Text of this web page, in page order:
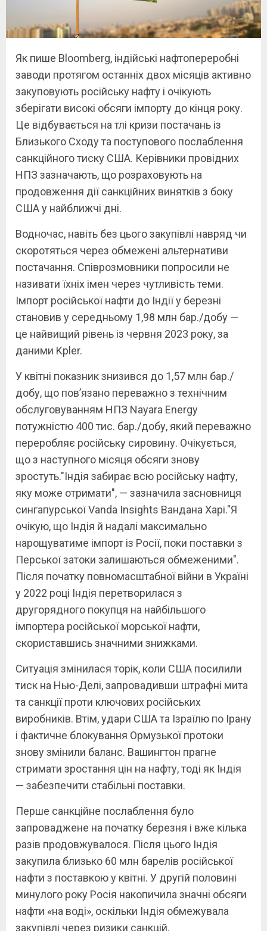
Як пише Bloomberg, iндійські нафтопереробні
заводи протягом останніх двох місяців активно
закуповують російську нафту і очікують
зберігати високі обсяги імпорту до кінця року.
Це відбувається на тлі кризи постачань із
Близького Сходу та поступового послаблення
санкційного тиску США. Керівники провідних
НПЗ зазначають, що розраховують на
продовження дії санкційних винятків з боку
США у найближчі дні.
Водночас, навіть без цього закупівлі навряд чи
скоротяться через обмежені альтернативи
постачання. Співрозмовники попросили не
називати їхніх імен через чутливість теми.
Імпорт російської нафти до Індії у березні
становив у середньому 1,98 млн бар./добу —
це найвищий рівень із червня 2023 року, за
даними Kpler.
У квітні показник знизився до 1,57 млн бар./
добу, що пов’язано переважно з технічним
обслуговуванням НПЗ Nayara Energy
потужністю 400 тис. бар./добу, який переважно
переробляє російську сировину. Очікується,
що з наступного місяця обсяги знову
зростуть."Індія забирає всю російську нафту,
яку може отримати", — зазначила засновниця
сингапурської Vanda Insights Вандана Харі."Я
очікую, що Індія й надалі максимально
нарощуватиме імпорт із Росії, поки поставки з
Перської затоки залишаються обмеженими".
Після початку повномасштабної війни в Україні
у 2022 році Індія перетворилася з
другорядного покупця на найбільшого
імпортера російської морської нафти,
скориставшись значними знижками.
Ситуація змінилася торік, коли США посилили
тиск на Нью-Делі, запровадивши штрафні мита
та санкції проти ключових російських
виробників. Втім, удари США та Ізраїлю по Ірану
і фактичне блокування Ормузької протоки
знову змінили баланс. Вашингтон прагне
стримати зростання цін на нафту, тоді як Індія
— забезпечити стабільні поставки.
Перше санкційне послаблення було
запроваджене на початку березня і вже кілька
разів продовжувалося. Після цього Індія
закупила близько 60 млн барелів російської
нафти з поставкою у квітні. У другій половині
минулого року Росія накопичила значні обсяги
нафти «на воді», оскільки Індія обмежувала
закупівлі через ризики санкцій.